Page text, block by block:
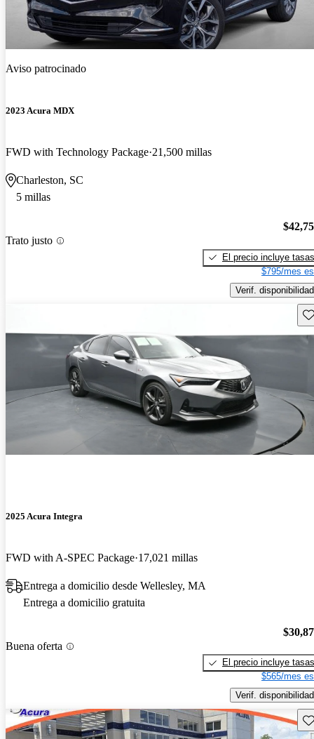
Aviso patrocinado
2023 Acura MDX
FWD with Technology Package 21,500 millas
Charleston, SC
5 millas
Trato justo
El precio incluye tasas
$795/mes
Verif. disponibilidad
2025 Acura Integra
FWD with A-SPEC Package 17,021 millas
Entrega a domicilio desde Wellesley, MA
Entrega a domicilio gratuita
Buena oferta
El precio incluye tasas
$565/mes
Verif. disponibilidad